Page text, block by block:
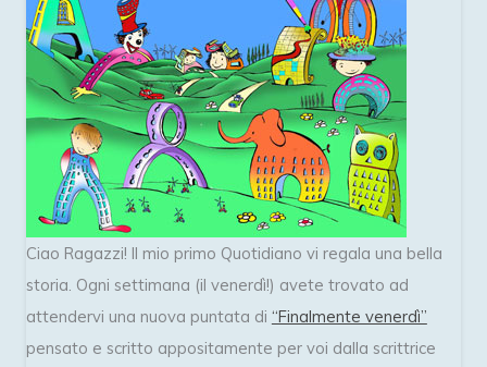
Ciao Ragazzi! Il mio primo Quotidiano vi regala una bella
storia. Ogni settimana (il venerdì!) avete trovato ad
attendervi una nuova puntata di “Finalmente venerdì”
pensato e scritto appositamente per voi dalla scrittrice